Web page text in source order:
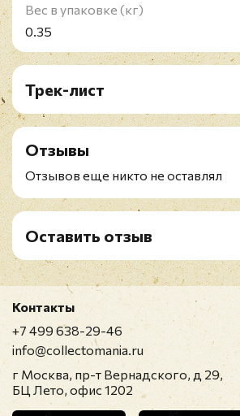
Вес в упаковке (кг)
0.35
Трек-лист
A1. From Here To Eternity
A2. Flaming Torch
A3. You've Got To Pay
A4. No Solution
A6. Out There In The Night
B1. Curtains For You
B2. Programme
B3. Someone Who Cares
B4. Miles From Nowhere
B5. Instrumental
Отзывы
Отзывов еще никто не оставлял
Оставить отзыв
Имя*
E-mail *
Контакты
+7 499 638-29-46
info@collectomania.ru
г Москва, пр-т Вернадского, д 29,
БЦ Лето, офис 1202